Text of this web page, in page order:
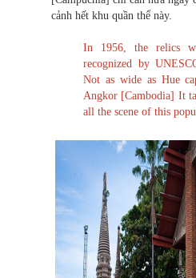
cảnh hết khu quần thể này.
In 1956, the relics
recognized by
Not as wide as Hue
Angkor [Cambodia] It
all the scene of this